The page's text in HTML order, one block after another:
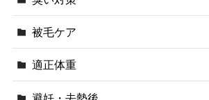
被毛ケア
適正体重